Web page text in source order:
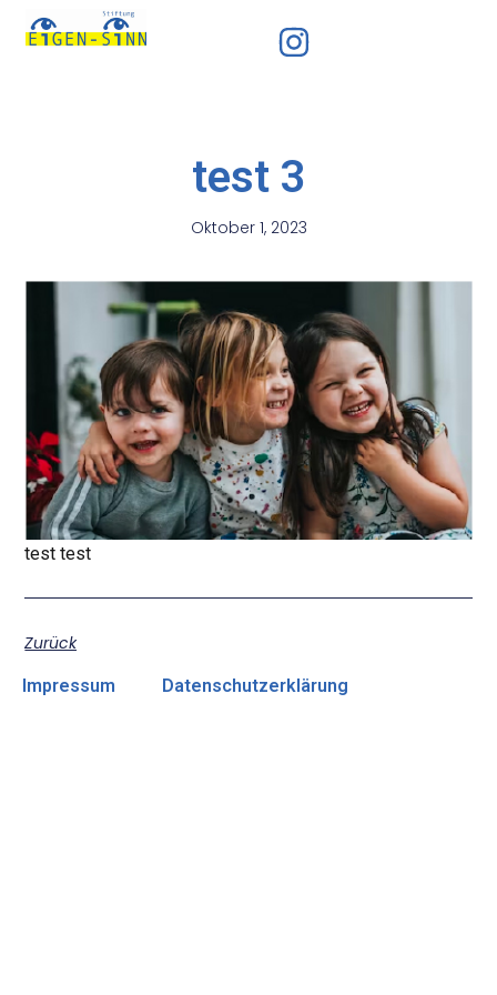
test 3
Oktober 1, 2023
test test
Zurück
Impressum Datenschutzerklärung